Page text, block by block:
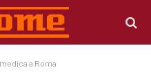
a Roma